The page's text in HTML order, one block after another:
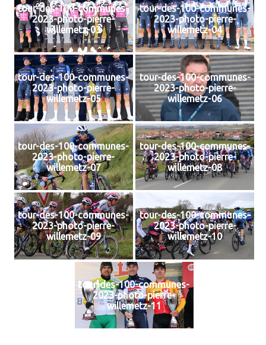
tour-des-100-communes-
2023-photo-pierre-
willemetz-03
tour-des-100-communes-
2023-photo-pierre-
willemetz-04
tour-des-100-communes-
2023-photo-pierre-
willemetz-05
tour-des-100-communes-
2023-photo-pierre-
willemetz-06
tour-des-100-communes-
2023-photo-pierre-
willemetz-07
tour-des-100-communes-
2023-photo-pierre-
willemetz-08
tour-des-100-communes-
2023-photo-pierre-
willemetz-09
tour-des-100-communes-
2023-photo-pierre-
willemetz-10
tour-des-100-communes-
2023-photo-pierre-
willemetz-11